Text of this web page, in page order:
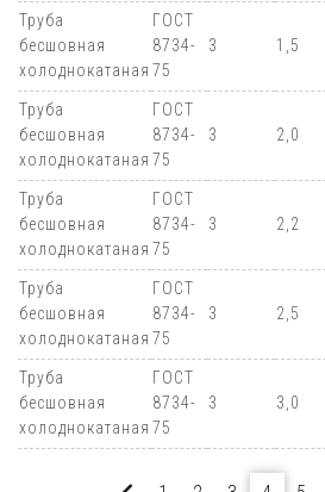
Труба
бесшовная
холоднокатаная
ГОСТ
8734-
75
3 1,5
Труба
бесшовная
холоднокатаная
ГОСТ
8734-
75
3 2,0
Труба
бесшовная
холоднокатаная
ГОСТ
8734-
75
3 2,2
Труба
бесшовная
холоднокатаная
ГОСТ
8734-
75
3 2,5
Труба
бесшовная
холоднокатаная
ГОСТ
8734-
75
3 3,0